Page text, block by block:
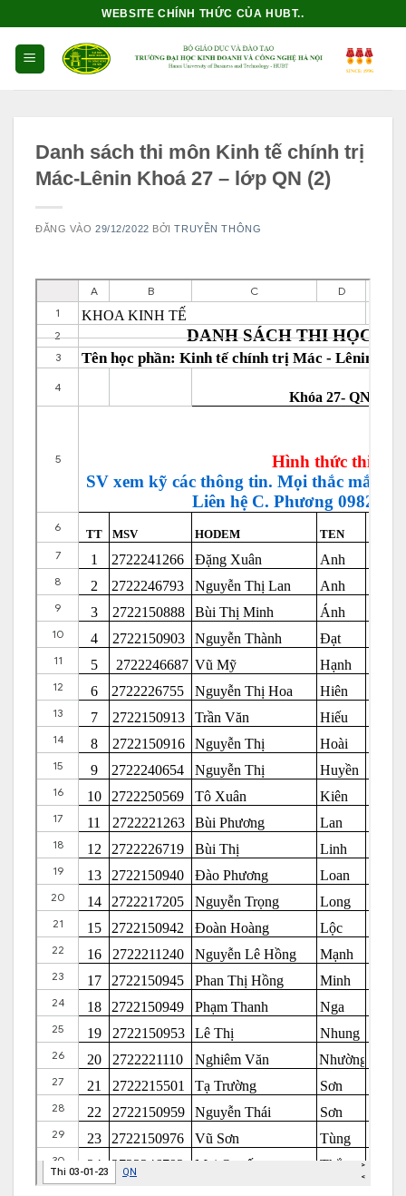
dung
WEBSITE CHÍNH THỨC CỦA HUBT..
Danh sách thi môn Kinh tế chính trị
Mác-Lênin Khoá 27 – lớp QN (2)
ĐĂNG VÀO29/12/2022 BỞITRUYỀN THÔNG